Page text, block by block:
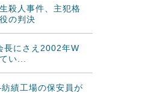
殺人事件、主犯格
の判決
長にさえ2002年W
い...
績工場の保安員が